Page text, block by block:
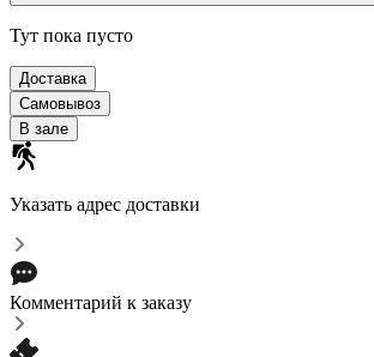
Тут пока пусто
Доставка
Самовывоз
В зале
Указать адрес доставки
Комментарий к заказу